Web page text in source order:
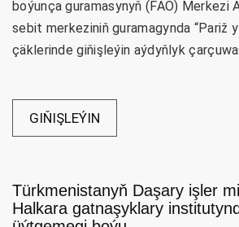
boýunça guramasynyň (FAO) Merkezi
sebit merkeziniň guramagynda “Pariž
çäklerinde giňişleýin aýdyňlyk
GIŇIŞLEÝIN
Türkmenistanyň Daşary işler
Halkara gatnaşyklary